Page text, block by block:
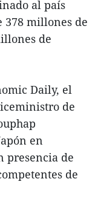
al país
millones de
de
Daily, el
de
en
presencia de
de